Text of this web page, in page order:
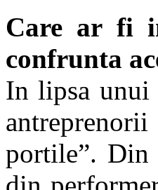
Care ar fi
confrunta
In lipsa unui
portile”. Din